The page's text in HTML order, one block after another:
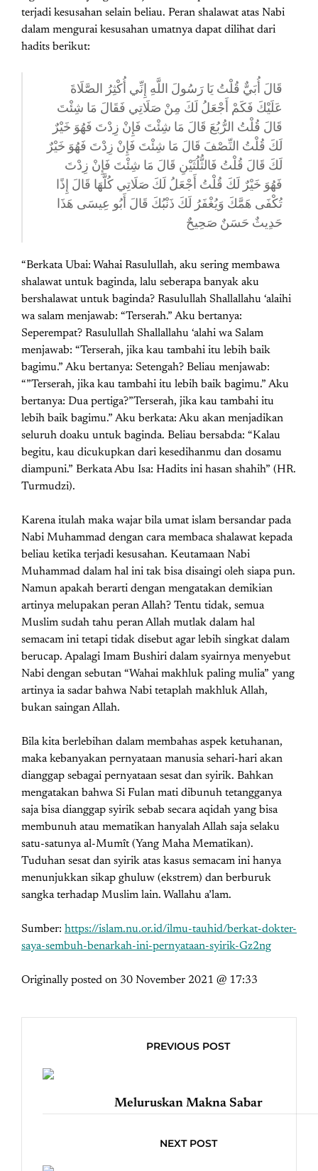
terjadi kesusahan selain beliau. Peran shalawat atas Nabi
dalam mengurai kesusahan umatnya dapat dilihat dari
hadits berikut:
قَالَ أُبَيٌّ قُلْتُ يَا رَسُولَ اللَّهِ إِنِّي أُكْثِرُ الصَّلَاةَ
عَلَيْكَ فَكَمْ أَجْعَلُ لَكَ مِنْ صَلَاتِي فَقَالَ مَا شِئْتَ
قَالَ قُلْتُ الرُّبُعَ قَالَ مَا شِئْتَ فَإِنْ زِدْتَ فَهُوَ خَيْرٌ
لَكَ قُلْتُ النِّصْفَ قَالَ مَا شِئْتَ فَإِنْ زِدْتَ فَهُوَ خَيْرٌ
لَكَ قَالَ قُلْتُ فَالثُّلُثَيْنِ قَالَ مَا شِئْتَ فَإِنْ زِدْتَ
فَهُوَ خَيْرٌ لَكَ قُلْتُ أَجْعَلُ لَكَ صَلَاتِي كُلَّهَا قَالَ إِذًا
تُكْفَى هَمَّكَ وَيُغْفَرُ لَكَ ذَنْبُكَ قَالَ أَبُو عِيسَى هَذَا
حَدِيثٌ حَسَنٌ صَحِيحٌ
“Berkata Ubai: Wahai Rasulullah, aku sering membawa
shalawat untuk baginda, lalu seberapa banyak aku
bershalawat untuk baginda? Rasulullah Shallallahu ‘alaihi
wa salam menjawab: “Terserah.” Aku bertanya:
Seperempat? Rasulullah Shallallahu ‘alahi wa Salam
menjawab: “Terserah, jika kau tambahi itu lebih baik
bagimu.” Aku bertanya: Setengah? Beliau menjawab:
“”Terserah, jika kau tambahi itu lebih baik bagimu.” Aku
bertanya: Dua pertiga?”Terserah, jika kau tambahi itu
lebih baik bagimu.” Aku berkata: Aku akan menjadikan
seluruh doaku untuk baginda. Beliau bersabda: “Kalau
begitu, kau dicukupkan dari kesedihanmu dan dosamu
diampuni.” Berkata Abu Isa: Hadits ini hasan shahih” (HR.
Turmudzi).
Karena itulah maka wajar bila umat islam bersandar pada
Nabi Muhammad dengan cara membaca shalawat kepada
beliau ketika terjadi kesusahan. Keutamaan Nabi
Muhammad dalam hal ini tak bisa disaingi oleh siapa pun.
Namun apakah berarti dengan mengatakan demikian
artinya melupakan peran Allah? Tentu tidak, semua
Muslim sudah tahu peran Allah mutlak dalam hal
semacam ini tetapi tidak disebut agar lebih singkat dalam
berucap. Apalagi Imam Bushiri dalam syairnya menyebut
Nabi dengan sebutan “Wahai makhluk paling mulia” yang
artinya ia sadar bahwa Nabi tetaplah makhluk Allah,
bukan saingan Allah.
Bila kita berlebihan dalam membahas aspek ketuhanan,
maka kebanyakan pernyataan manusia sehari-hari akan
dianggap sebagai pernyataan sesat dan syirik. Bahkan
mengatakan bahwa Si Fulan mati dibunuh tetangganya
saja bisa dianggap syirik sebab secara aqidah yang bisa
membunuh atau mematikan hanyalah Allah saja selaku
satu-satunya al-Mumît (Yang Maha Mematikan).
Tuduhan sesat dan syirik atas kasus semacam ini hanya
menunjukkan sikap ghuluw (ekstrem) dan berburuk
sangka terhadap Muslim lain. Wallahu a’lam.
Sumber: https://islam.nu.or.id/ilmu-tauhid/berkat-dokter-
saya-sembuh-benarkah-ini-pernyataan-syirik-Gz2ng
Originally posted on 30 November 2021 @ 17:33
PREVIOUS POST
Meluruskan Makna Sabar
NEXT POST